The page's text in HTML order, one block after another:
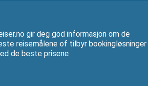
gir deg god informasjon om de
reisemålene of tilbyr bookingløsninger
de beste prisene